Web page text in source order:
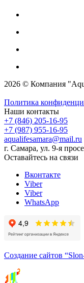
2026 © Компания
Политика
Наши контакты
+7 (846) 205-16-95
+7 (987) 955-16-95
aqualifesamara@mail.ru
г. Самара, ул. 9-я
Оставайтесь на связи
Вконтакте
Viber
Viber
WhatsApp
Создание сайтов